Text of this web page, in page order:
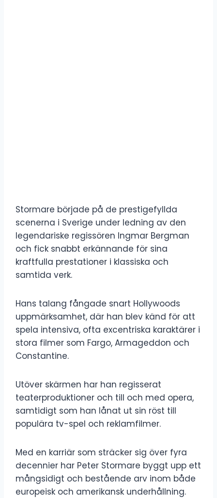
Stormare började på de prestigefyllda
scenerna i Sverige under ledning av den
legendariske regissören Ingmar Bergman
och fick snabbt erkännande för sina
kraftfulla prestationer i klassiska och
samtida verk.
Hans talang fångade snart Hollywoods
uppmärksamhet, där han blev känd för att
spela intensiva, ofta excentriska karaktärer i
stora filmer som Fargo, Armageddon och
Constantine.
Utöver skärmen har han regisserat
teaterproduktioner och till och med opera,
samtidigt som han lånat ut sin röst till
populära tv-spel och reklamfilmer.
Med en karriär som sträcker sig över fyra
decennier har Peter Stormare byggt upp ett
mångsidigt och bestående arv inom både
europeisk och amerikansk underhållning.